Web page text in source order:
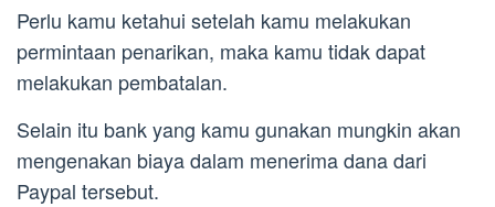
Perlu kamu ketahui setelah kamu melakukan
permintaan penarikan, maka kamu tidak dapat
melakukan pembatalan.
Selain itu bank yang kamu gunakan mungkin akan
mengenakan biaya dalam menerima dana dari
Paypal tersebut.